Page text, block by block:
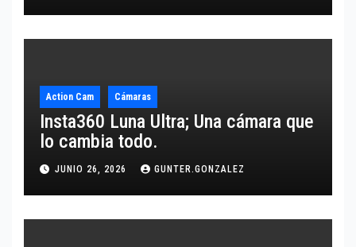
Action Cam Cámaras
Insta360 Luna Ultra; Una cámara que
lo cambia todo.
JUNIO 26, 2026 GUNTER.GONZALEZ